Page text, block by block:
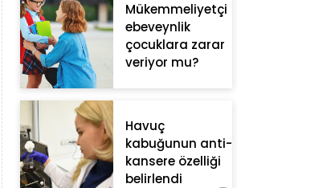
Mükemmeliyetçi
ebeveynlik
çocuklara zarar
veriyor mu?
Havuç
kabuğunun anti-
kansere özelliği
belirlendi